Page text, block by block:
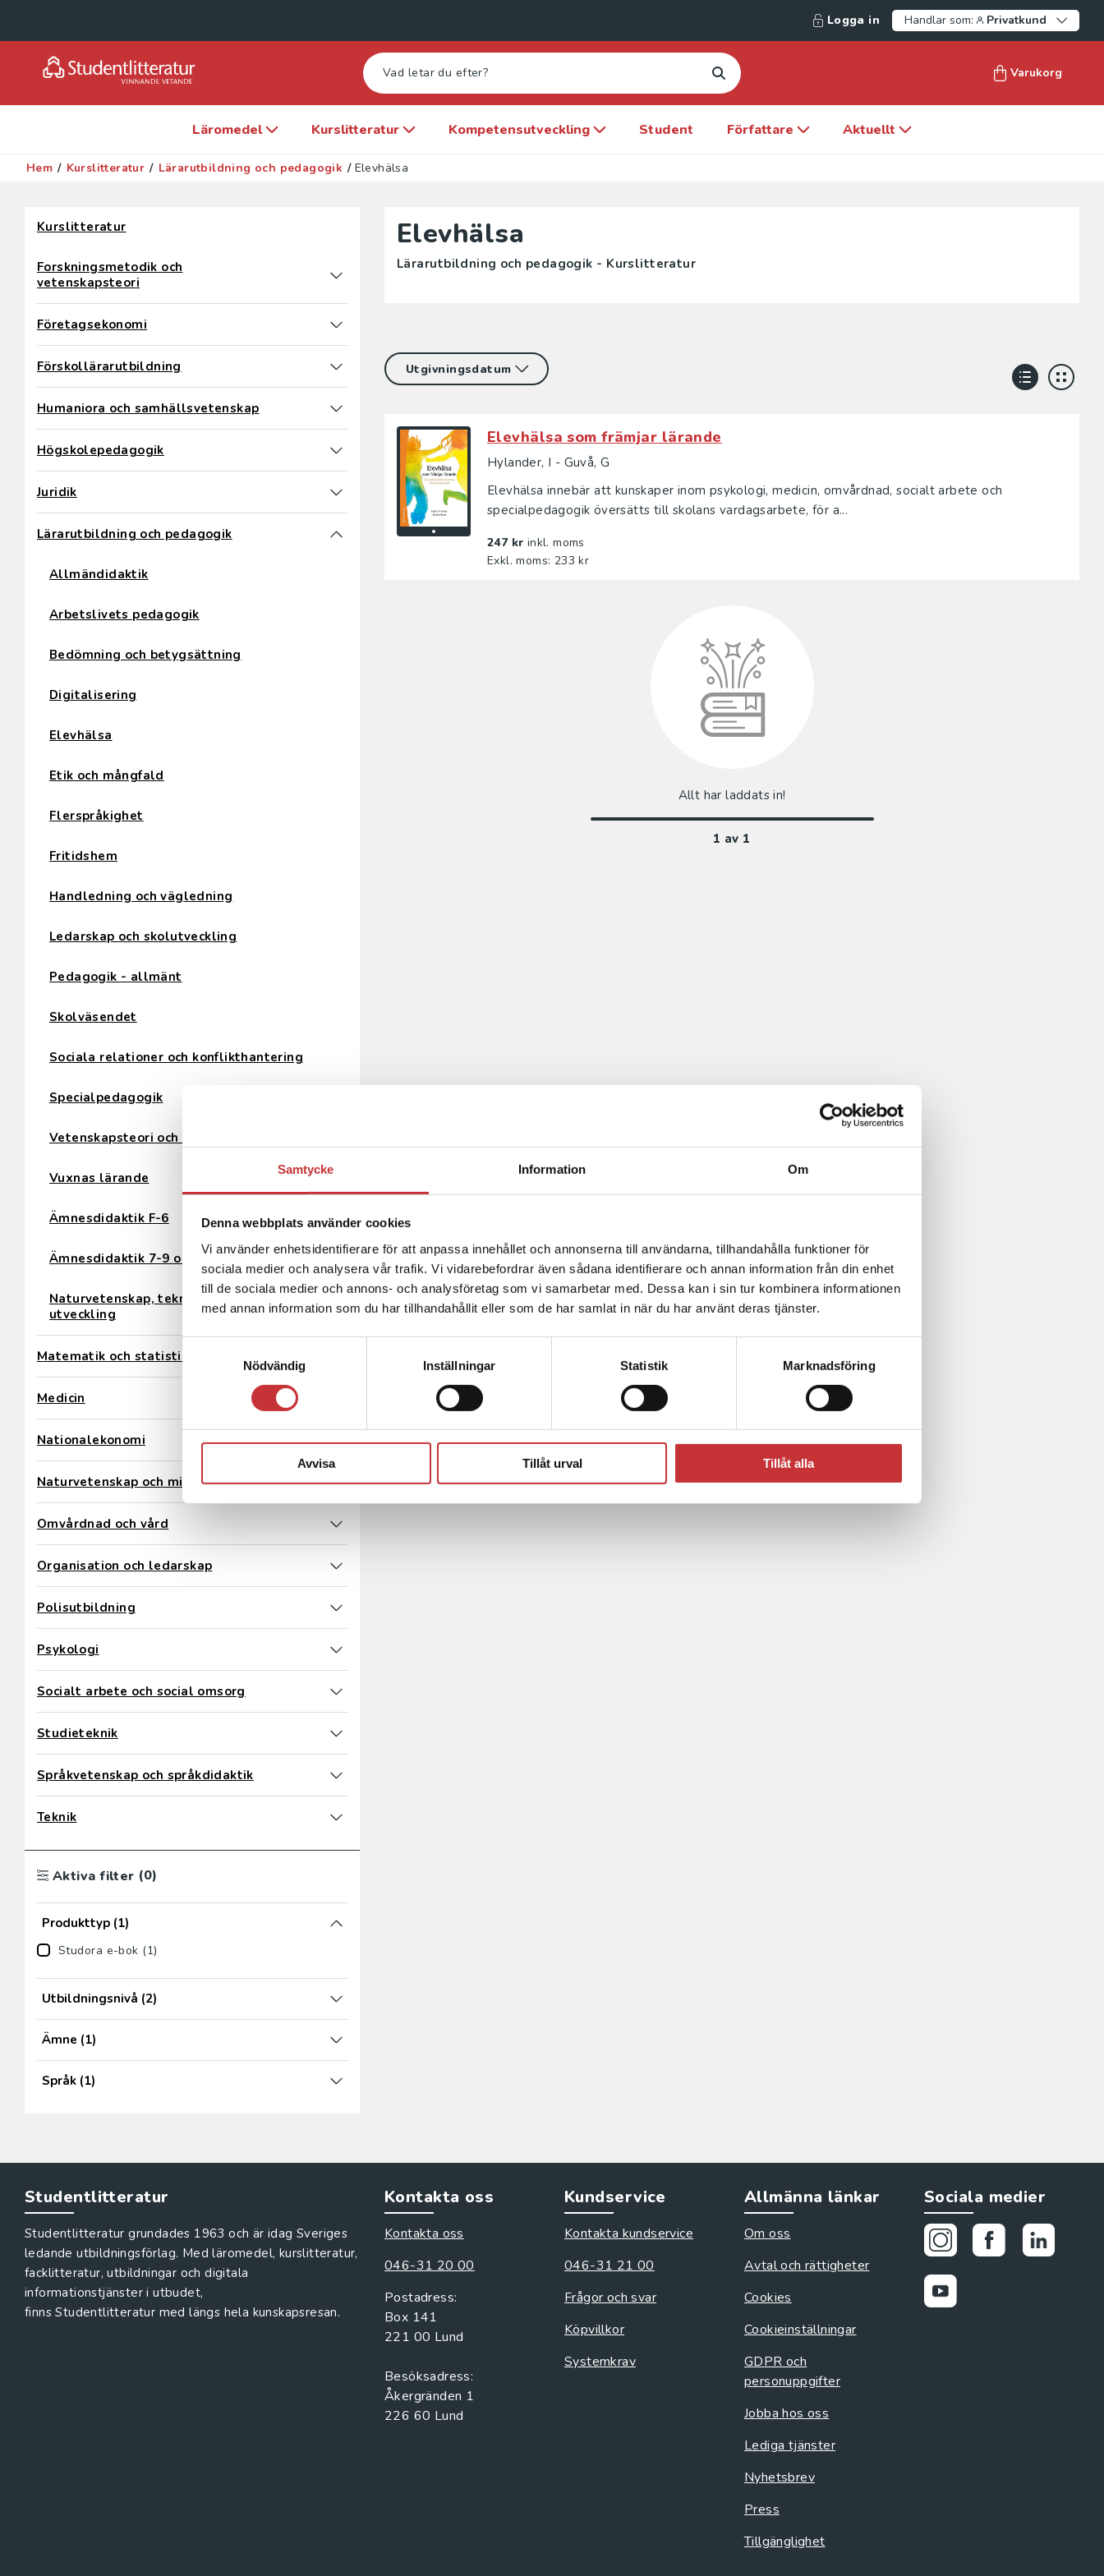
Samtycke Information Om
Denna webbplats använder cookies
Vi använder enhetsidentifierare för att anpassa innehållet och annonserna till användarna, tillhandahålla funktioner för
sociala medier och analysera vår trafik. Vi vidarebefordrar även sådana identifierare och annan information från din enhet
till de sociala medier och annons- och analysföretag som vi samarbetar med. Dessa kan i sin tur kombinera informationen
med annan information som du har tillhandahållit eller som de har samlat in när du har använt deras tjänster.
Nödvändig
Inställningar Statistik Marknadsföring
Avvisa Tillåt urval Tillåt alla
Logga in Handlar som: Privatkund
Varukorg
Läromedel Kurslitteratur Kompetensutveckling Student Författare Aktuellt
Hem / Kurslitteratur / Lärarutbildning och pedagogik / Elevhälsa
Kurslitteratur
Forskningsmetodik och
vetenskapsteori
Företagsekonomi
Förskollärarutbildning
Humaniora och samhällsvetenskap
Högskolepedagogik
Juridik
Lärarutbildning och pedagogik
Allmändidaktik
Arbetslivets pedagogik
Bedömning och betygsättning
Digitalisering
Elevhälsa
Etik och mångfald
Flerspråkighet
Fritidshem
Handledning och vägledning
Ledarskap och skolutveckling
Pedagogik - allmänt
Skolväsendet
Sociala relationer och konflikthantering
Specialpedagogik
Vetenskapsteori och metod
Vuxnas lärande
Ämnesdidaktik F-6
Ämnesdidaktik 7-9 och gymnasium
Naturvetenskap, teknik och hållbar
utveckling
Matematik och statistik
Medicin
Nationalekonomi
Naturvetenskap och miljö
Omvårdnad och vård
Organisation och ledarskap
Polisutbildning
Psykologi
Socialt arbete och social omsorg
Studieteknik
Språkvetenskap och språkdidaktik
Teknik
Aktiva filter (0)
Produkttyp (1)
Studora e-bok (1)
Utbildningsnivå (2)
Ämne (1)
Språk (1)
Elevhälsa
Lärarutbildning och pedagogik - Kurslitteratur
Elevhälsa som främjar lärande
Hylander, I - Guvå, G
Elevhälsa innebär att kunskaper inom psykologi, medicin, omvårdnad, socialt arbete och
specialpedagogik översätts till skolans vardagsarbete, för a...
247 kr inkl. moms
Exkl. moms: 233 kr
Allt har laddats in!
1 av 1
Studentlitteratur
Studentlitteratur grundades 1963 och är idag Sveriges
ledande utbildningsförlag. Med läromedel, kurslitteratur,
facklitteratur, utbildningar och digitala
informationstjänster i utbudet,
finns Studentlitteratur med längs hela kunskapsresan.
Kontakta oss
Kontakta oss
046-31 20 00
Postadress:
Box 141
221 00 Lund
Besöksadress:
Åkergränden 1
Kundservice
Kontakta kundservice
046-31 21 00
Frågor och svar
Köpvillkor
Systemkrav
Allmänna länkar
Om oss
Avtal och rättigheter
Cookies
Cookieinställningar
GDPR och
personuppgifter
Jobba hos oss
Lediga tjänster
Nyhetsbrev
Press
Tillgänglighet
Sociala medier